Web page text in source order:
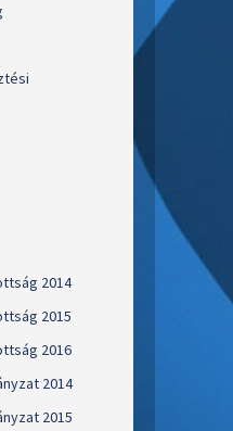
2014
2015
2016
2014
2015